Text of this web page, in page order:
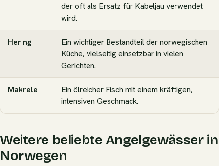
der oft als Ersatz für Kabeljau verwendet
wird.
Hering
Ein wichtiger Bestandteil der norwegischen
Küche, vielseitig einsetzbar in vielen
Gerichten.
Makrele
Ein ölreicher Fisch mit einem kräftigen,
intensiven Geschmack.
Weitere beliebte Angelgewässer in
Norwegen